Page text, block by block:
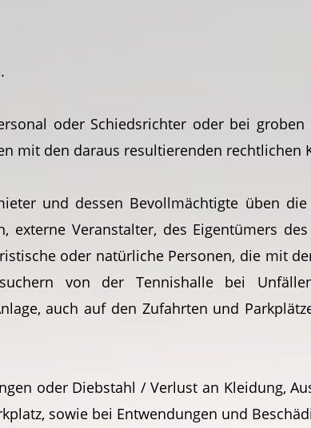
oder Schiedsrichter oder bei
mit den daraus resultierenden rechtlichen
und dessen Bevollmächtigte üben
Veranstalter, des Eigentümers
oder natürliche Personen, die mit
von der Tennishalle bei
auch auf den Zufahrten und
oder Diebstahl / Verlust an Kleidung,
sowie bei Entwendungen und